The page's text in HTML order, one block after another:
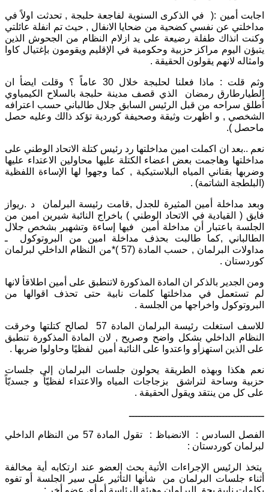
اجابت أمين :( في الذكرى السنوية لفاجعة حلبجة , تحدثت اولاً في
مداخلتي عن نفسي كضحية من ضحايا الانفال , حيث تم انفلة عائلتي
وكنت انذاك طفلة رضيعة على يد ازلام النظام من الجحوش الذين
يتبؤن اليوم مراكز حزبية وحكومية في الإقليم ويقومون بإغتيال كاوا
وامثاله لانهم يقولون الحقيقة .
وثم قلت : ماذا فعلنا لحلبجة خلال 30 عاماً ؟ وقلت ايضأ ان
الطيارطارق رمضان الذي قصف مدينة حلبجة بالسلاح الكيمياوي
اُطلق سراحه من قبل الرئيس السابق جلال طالباني حسب اعترافه
الشخصي , و اظهرت وثيقة وصحيفة كوردية تؤكد ذالك وعليه حصل
ماحصل ).
نعم ..بعد ان اكملت امين مداخلتها رد رئيس كتلة الاتحاد الوطني على
مداخلتها وهاجمت بعض اعضاء الكتلة عليها محاولين الاعتداء عليها
وضربها بقناني المياه البلاستيكية , كما وجهوا لها الإساءة اللفظية
(البلطجة الشاتمة) .
وبعد مداخلة أمين المثيرة للجدل ,قامت رئيسة البرلمان د .ريواز
فايق ( القيادية في الاتحاد الوطني ) باخراج النائبة شيرين امين من
الجلسة باعتبار أن مداخلة أمين فيها إساءة وتشهير بشخص جلال
الطالباني ,كما طالبت بحذف مداخلة امين من البروتوكول ـ
مداولات البرلمان , حسب المادة (57 )*من النظام الداخلي لبرلمان
كوردستان .
ومن الجدير بالذكر ان المادة المذكورة لاتنطبق على أمين اطلاقأ لانها
لم تستعمل في مداخلتها كلمات نابية حتى تحذف اقوالها من
البروتوكول واخراجها من الجلسة .
للاسف استغلت رئيسة البرلمان المادة 57 لصالح كتلتها وخرقت
النظام الداخلي بشكل واضح وصريح , لان المادة المذكورة تنطبق
على الذين استهزأو واعتدوا على النائبة أمين لفظيًا وحاولوا ضربها .
نعم هكذا وبهذه الطريقة يحولون جلسات البرلمان إلى جلسات
حزبية وساحة لتراشق بزجاجات المياه والاعتداء لفظيّاً و جسديّاً
على كل من ينتقد ويقول الحقيقة .
ـــــــــــــــــــــــــــــــــــــــــــــ
الفصل السادس : الانضباظ : تقول المادة 57 من النظام الداخلي
لبرلمان كوردستان :
يتخذ الرئيس الإجراءات الأتية بحث العضو عند ارتكابه أية مخالفة
أثناء جلسات البرلمان من شأنها التأثير على سير الجلسة أو تفوه
بكلمات نابية بحق البرلمان وهيئة الرئاسة أو أي عضو أخر :